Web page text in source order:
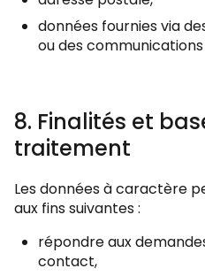
données fournies via
ou des
8. Finalités et
traitement
Les données à caractère
aux fins suivantes :
répondre aux
contact,